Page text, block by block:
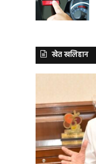
खेत खलिहान